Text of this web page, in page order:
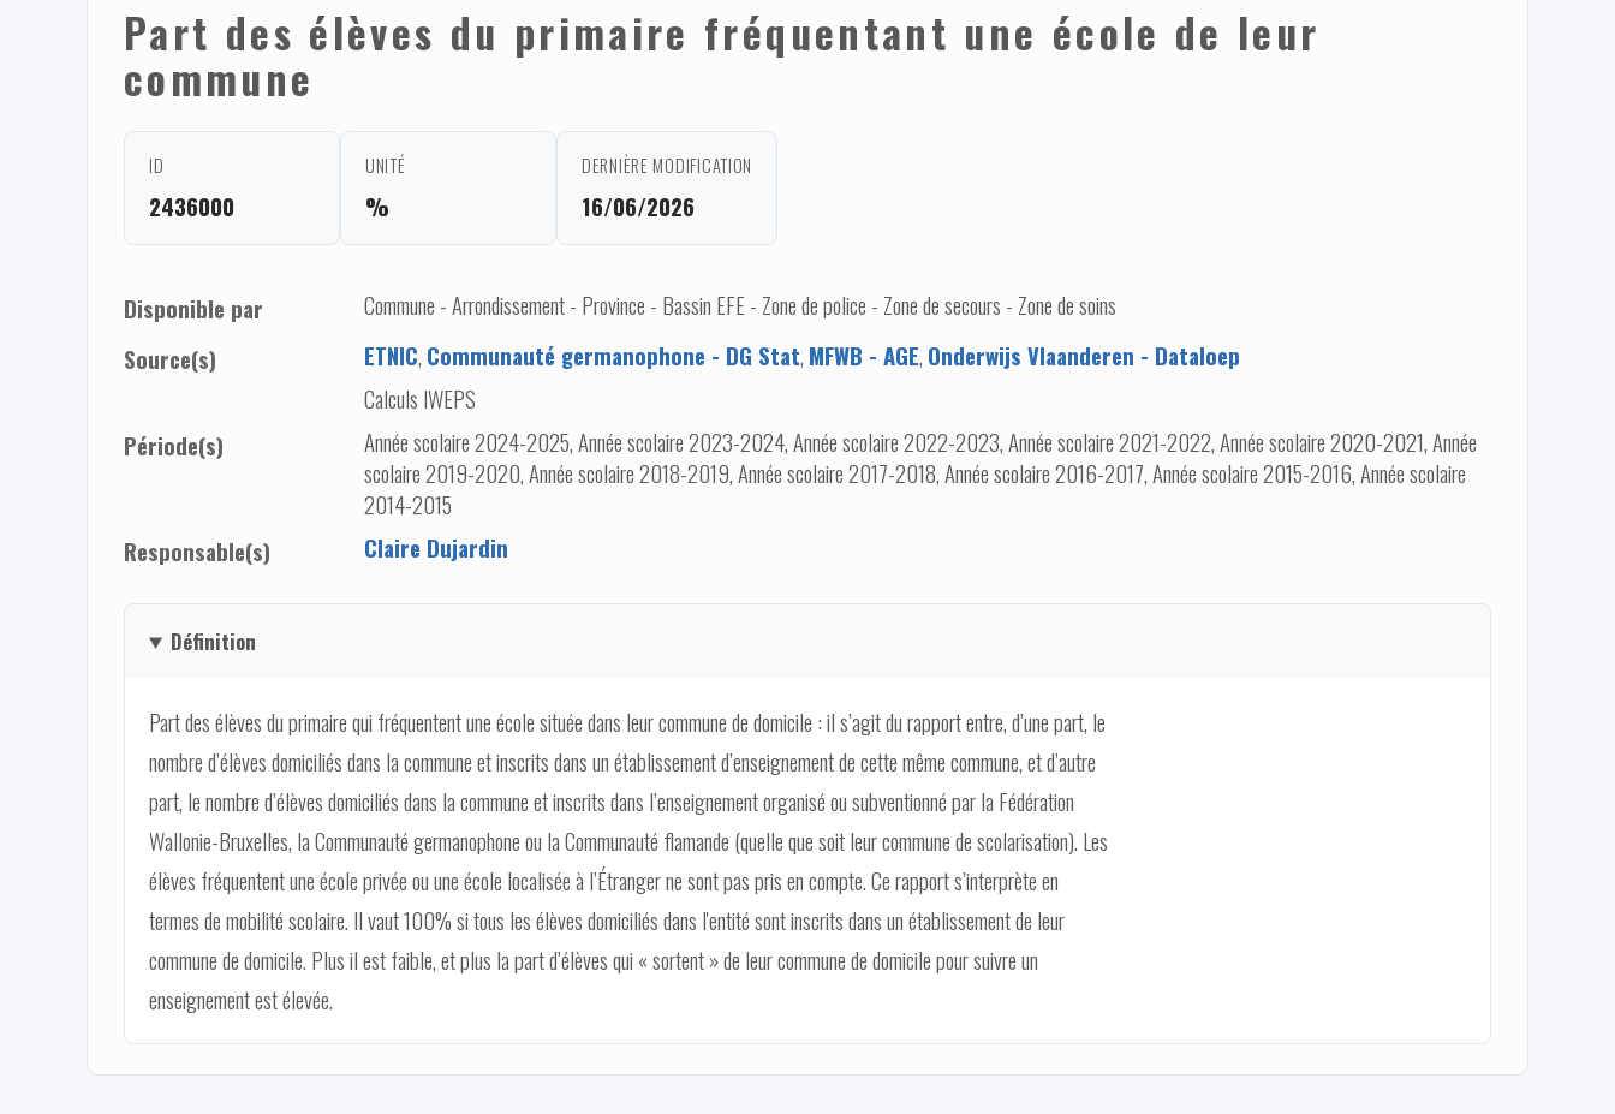
Part des élèves du primaire fréquentant une école de leur
commune
ID
2436000
UNITÉ
%
DERNIÈRE MODIFICATION
16/06/2026
Disponible par
Commune - Arrondissement - Province - Bassin EFE - Zone de police - Zone de secours - Zone de soins
Source(s)
ETNIC, Communauté germanophone - DG Stat, MFWB - AGE, Onderwijs Vlaanderen - Dataloep
Calculs IWEPS
Période(s)
Année scolaire 2024-2025, Année scolaire 2023-2024, Année scolaire 2022-2023, Année scolaire 2021-2022, Année scolaire 2020-2021, Année
scolaire 2019-2020, Année scolaire 2018-2019, Année scolaire 2017-2018, Année scolaire 2016-2017, Année scolaire 2015-2016, Année scolaire
2014-2015
Responsable(s)
Claire Dujardin
Définition
Part des élèves du primaire qui fréquentent une école située dans leur commune de domicile : il s’agit du rapport entre, d’une part, le
nombre d’élèves domiciliés dans la commune et inscrits dans un établissement d’enseignement de cette même commune, et d’autre
part, le nombre d’élèves domiciliés dans la commune et inscrits dans l’enseignement organisé ou subventionné par la Fédération
Wallonie-Bruxelles, la Communauté germanophone ou la Communauté flamande (quelle que soit leur commune de scolarisation). Les
élèves fréquentent une école privée ou une école localisée à l’Étranger ne sont pas pris en compte. Ce rapport s’interprète en
termes de mobilité scolaire. Il vaut 100% si tous les élèves domiciliés dans l'entité sont inscrits dans un établissement de leur
commune de domicile. Plus il est faible, et plus la part d’élèves qui « sortent » de leur commune de domicile pour suivre un
enseignement est élevée.